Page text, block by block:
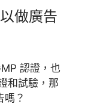
做廣告
認證，也
和試驗，那
？